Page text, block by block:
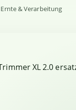
Ernte & Verarbeitung